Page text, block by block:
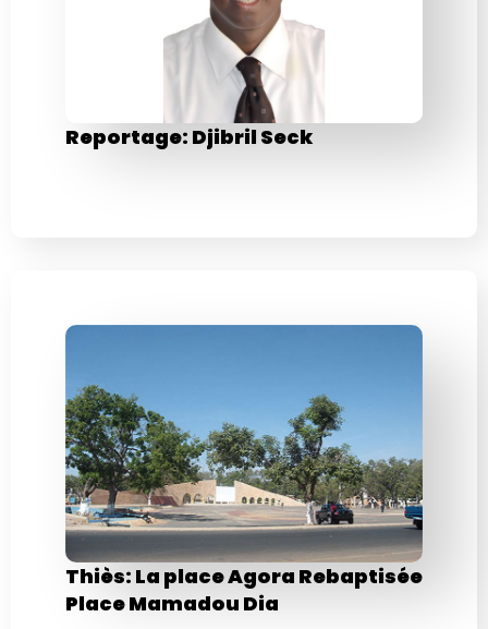
Reportage: Djibril Seck
Thiès: La place Agora Rebaptisée
Place Mamadou Dia